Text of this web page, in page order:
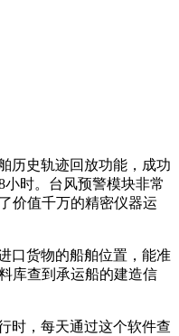
历史轨迹回放功能，成功
时。台风预警模块非常
价值千万的精密仪器运
口货物的船舶位置，能准
库查到承运船的建造信
时，每天通过这个软件查